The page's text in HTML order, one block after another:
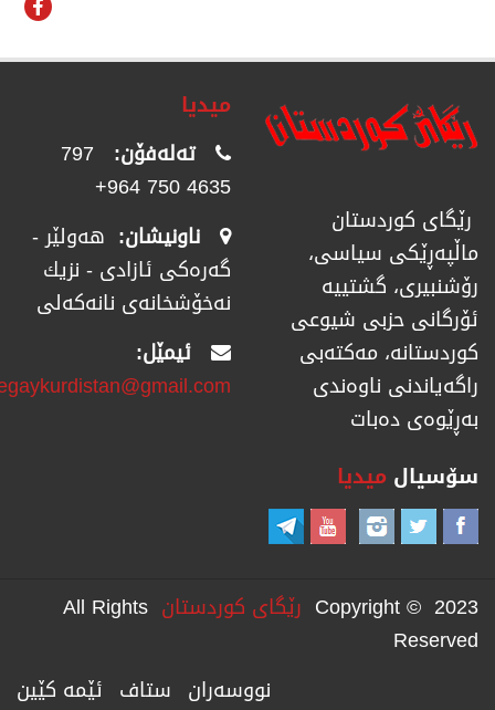
رێگای كوردستان
ماڵپەڕێكی سیاسی،
رۆشنبیری، گشتییە
ئۆرگانی حزبی شیوعی
كوردستانە، مەكتەبی
راگەیاندنی ناوەندی
بەڕێوەی دەبات
میدیا
تەلەفۆن: 797
4635 750 964+
ناونیشان: هەولێر -
گەرەکی ئازادی - نزیك
نەخۆشخانەی نانەکەلی
ئیمێل:
سۆسیال میدیا
Copyright © 2023 رێگای كوردستان All Rights
Reserved
ئێمە کێین ستاف نووسەران